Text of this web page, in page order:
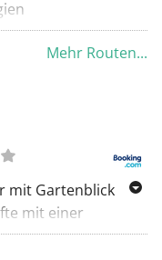
262, 4760
- OSM
Mehr Routen...
mit Gartenblick
mit einer
Balkon, etwa 41